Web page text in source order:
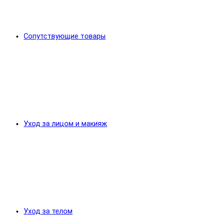
Сопутствующие товары
Уход за лицом и макияж
Уход за телом